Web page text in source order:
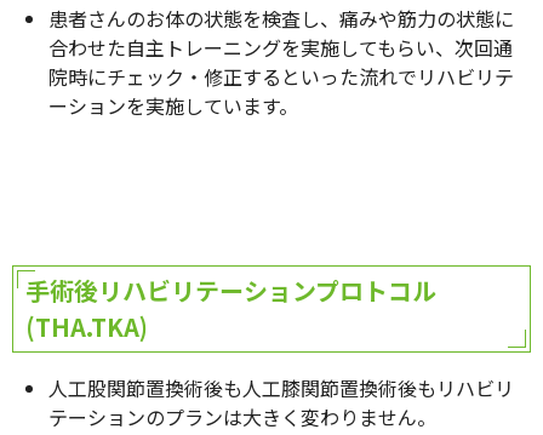
患者さんのお体の状態を検査し、痛みや筋力の状態に
合わせた自主トレーニングを実施してもらい、次回通
院時にチェック・修正するといった流れでリハビリテ
ーションを実施しています。
手術後リハビリテーションプロトコル
(THA.TKA)
人工股関節置換術後も人工膝関節置換術後もリハビリ
テーションのプランは大きく変わりません。